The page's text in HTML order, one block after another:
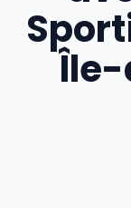
Île-